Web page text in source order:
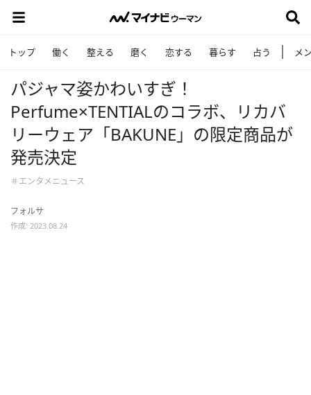
トップ 働く 整える 磨く 恋する 暮らす 占う メ
パジャマ姿かわいすぎ！
Perfume×TENTIALのコラボ、リカバ
リーウェア「BAKUNE」の限定商品が
発売決定
＃エンタメニュース
フォルサ
作成: 2023.08.24